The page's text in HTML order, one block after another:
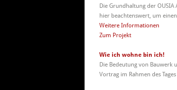
Die Grundhaltung der
hier beachtenswert, um
Weitere Informationen
Zum Projekt
Wie ich wohne bin ich!
Die Bedeutung von Bauwerk
Vortrag im Rahmen des